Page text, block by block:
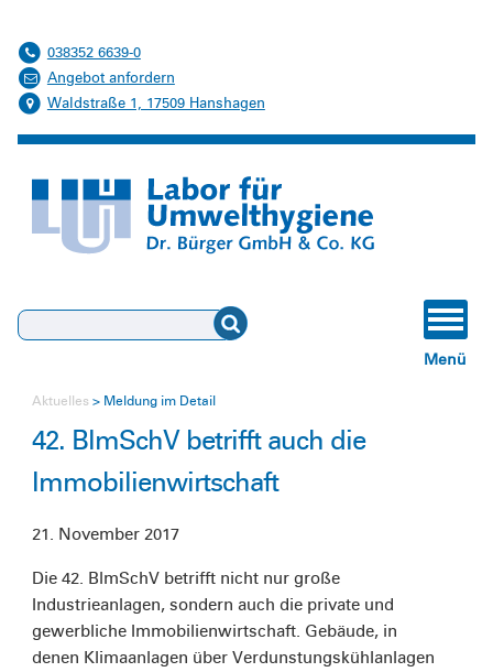
038352 6639-0
Angebot anfordern
Waldstraße 1, 17509 Hanshagen
Suchen
Menü
Aktuelles Meldung im Detail
42. BlmSchV betrifft auch die
Immobilienwirtschaft
21. November 2017
Die 42. BlmSchV betrifft nicht nur große
Industrieanlagen, sondern auch die private und
gewerbliche Immobilienwirtschaft. Gebäude, in
denen Klimaanlagen über Verdunstungskühlanlagen